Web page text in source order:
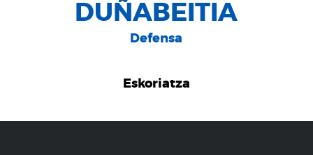
DUÑABEITIA
Defensa
Eskoriatza